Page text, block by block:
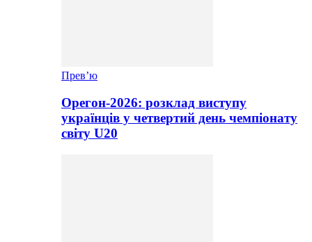
Прев’ю
Орегон-2026: розклад виступу
українців у четвертий день чемпіонату
світу U20